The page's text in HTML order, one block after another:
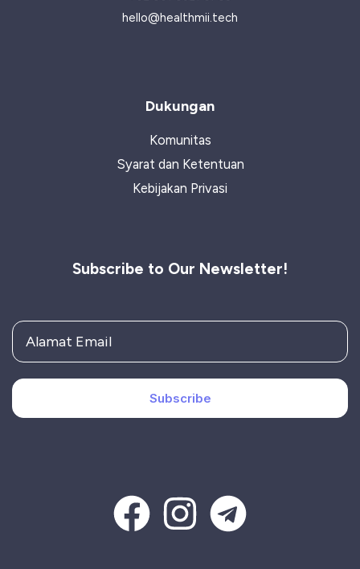
hello@healthmii.tech
Dukungan
Komunitas
Syarat dan Ketentuan
Kebijakan Privasi
Subscribe to Our Newsletter!
Subscribe